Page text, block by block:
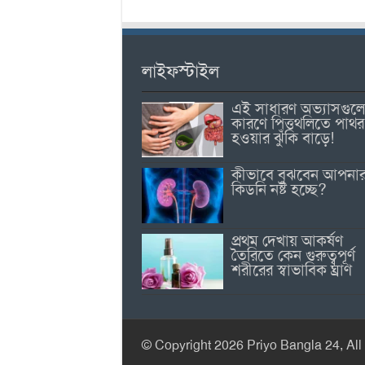
লাইফস্টাইল
এই সাধারণ
কারণে পিত্তথলিতে পাথর
হওয়ার ঝুঁকি বাড়ে!
কীভাবে বুঝবেন
কিডনি নষ্ট হচ্ছে?
প্রথম দেখায় আকর্ষণ
তৈরিতে কেন গুরুত্বপূর্ণ
শরীরের স্বাভাবিক ঘ্রাণ
© Copyright 2026 Priyo Bangla 24,